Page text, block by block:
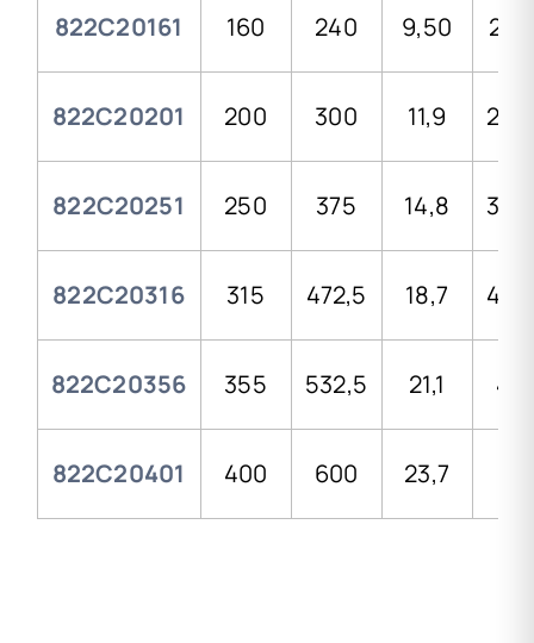
822C20161 160 240 9,50
822C20201 200 300 11,9
822C20251 250 375 14,8
822C20316 315 472,5 18,7
822C20356 355 532,5 21,1
822C20401 400 600 23,7